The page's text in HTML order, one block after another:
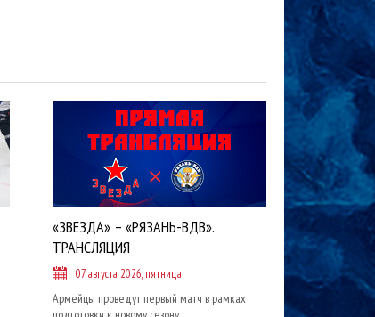
«ЗВЕЗДА» – «РЯЗАНЬ-ВДВ».
ТРАНСЛЯЦИЯ
07 августа 2026, пятница
Армейцы проведут первый матч в рамках